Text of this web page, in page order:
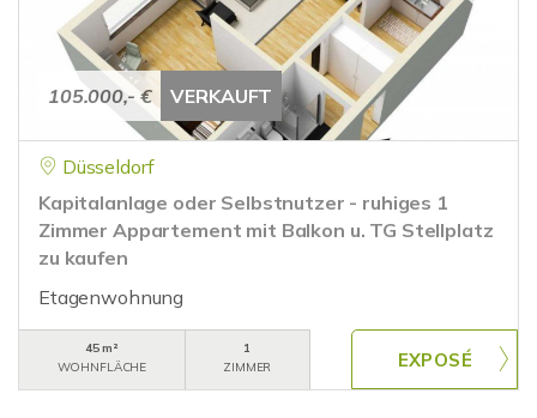
105.000,- € VERKAUFT
Düsseldorf
Kapitalanlage oder Selbstnutzer - ruhiges 1
Zimmer Appartement mit Balkon u. TG Stellplatz
zu kaufen
Etagenwohnung
45 m²
WOHNFLÄCHE
1
ZIMMER